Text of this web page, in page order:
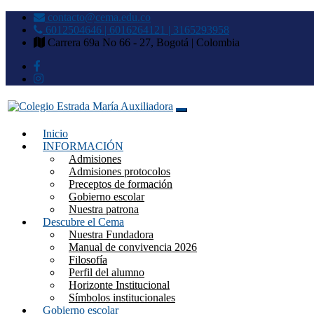
contacto@cema.edu.co
6012504646 | 6016264121 | 3165293958
Carrera 69a No 66 - 27, Bogotá | Colombia
Colegio Estrada María
Inicio
INFORMACIÓN
Admisiones
Admisiones protocolos
Preceptos de formación
Gobierno escolar
Nuestra patrona
Descubre el Cema
Nuestra Fundadora
Manual de convivencia 2026
Filosofía
Perfil del alumno
Horizonte Institucional
Símbolos institucionales
Gobierno escolar